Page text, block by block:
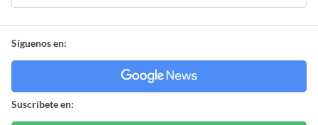
Síguenos en:
Suscríbete en: